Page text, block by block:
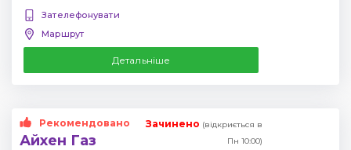
Зателефонувати
Маршрут
Детальніше
Рекомендовано
Айхен Газ
Зачинено (відкриється в
Пн 10:00)